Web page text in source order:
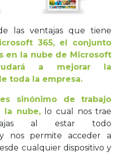
las ventajas que tiene
365, el conjunto
en la nube de Microsoft
a mejorar la
toda la empresa.
sinónimo de trabajo
la nube,lo cual nos trae
al estar todo
nos permite acceder a
cualquier dispositivo y